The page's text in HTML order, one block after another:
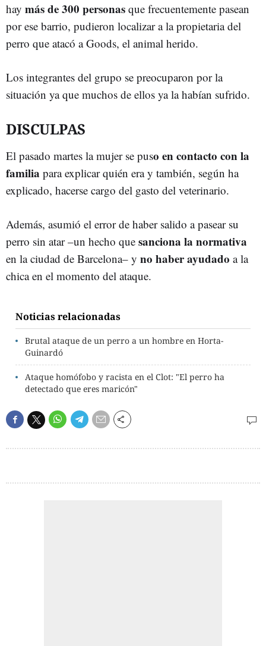
hay más de 300 personas que frecuentemente pasean
por ese barrio, pudieron localizar a la propietaria del
perro que atacó a Goods, el animal herido.
Los integrantes del grupo se preocuparon por la
situación ya que muchos de ellos ya la habían sufrido.
DISCULPAS
El pasado martes la mujer se puso en contacto con la
familia para explicar quién era y también, según ha
explicado, hacerse cargo del gasto del veterinario.
Además, asumió el error de haber salido a pasear su
perro sin atar –un hecho que sanciona la normativa
en la ciudad de Barcelona– y no haber ayudado a la
chica en el momento del ataque.
Noticias relacionadas
Brutal ataque de un perro a un hombre en Horta-
Guinardó
Ataque homófobo y racista en el Clot: "El perro ha
detectado que eres maricón"